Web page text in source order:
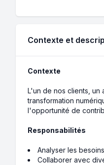
Contexte et
Contexte
L'un de nos clients,
transformation
l'opportunité de
Responsabilités
Analyser les
Collaborer avec